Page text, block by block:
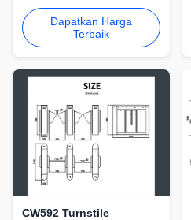
mendukung deteksi jalur yang
stabil, kontrol anti-tailgating, dan
arus pejalan kaki yang efisien
sekitar 30–50 orang per menit.
dikonfigurasi dari 600mm
hingga 900mm untuk jalur
standar atau lebih lebar yang
dapat diakses
Dapatkan Harga
Terbaik
CW592 Turnstile